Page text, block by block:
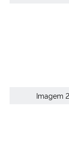
Imagem